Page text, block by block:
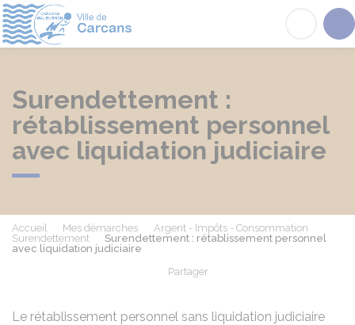
Surendettement :
rétablissement personnel
avec liquidation judiciaire
Accueil Mes démarches
Argent - Impôts - Consommation
Surendettement
Surendettement : rétablissement personnel
avec liquidation judiciaire
Partager
Le rétablissement personnel sans liquidation judiciaire